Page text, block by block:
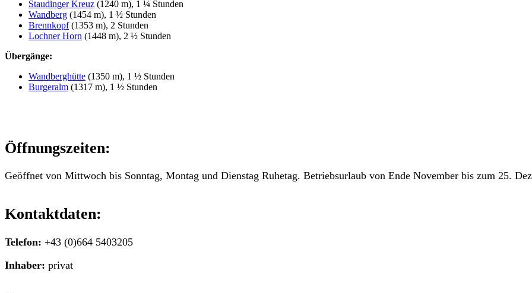
Staudinger Kreuz (1240 m), 1 ¼ Stunden
Wandberg (1454 m), 1 ½ Stunden
Brennkopf(1353 m), 2 Stunden
Lochner Horn (1448 m), 2 ½ Stunden
Übergänge:
Wandberghütte (1350 m), 1 ½ Stunden
Burgeralm (1317 m), 1 ½ Stunden
Öffnungszeiten:
Geöffnet von Mittwoch bis Sonntag, Montag und Dienstag Ruhetag. Betriebsurlaub von Ende November bis zum 25.
Kontaktdaten:
Telefon: +43 (0)664 5403205
Inhaber: privat